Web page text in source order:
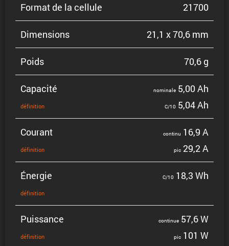
Format de la cellule 21700
Dimen­sions 21,1 x 70,6 mm
Poids 70,6 g
Capacité
défini­tion
nominale 5,00 Ah
C/10 5,04 Ah
Courant
défini­tion
continu 16,9 A
pic 29,2 A
Énergie
défini­tion
C/10 18,3 Wh
Puissance
défini­tion
continue 57,6 W
pic 101 W